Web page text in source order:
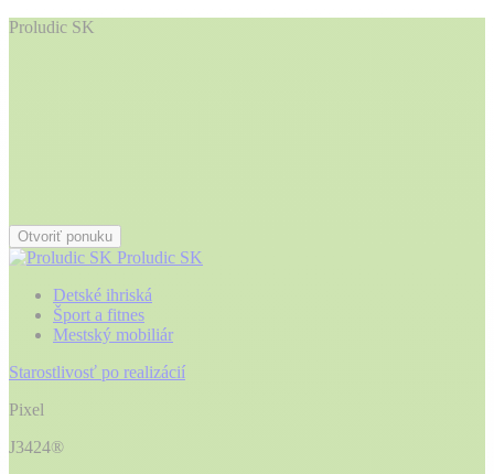
Proludic SK
Otvoriť ponuku
Proludic SK
Detské ihriská
Šport a fitnes
Mestský mobiliár
Starostlivosť po realizácií
Pixel
J3424®